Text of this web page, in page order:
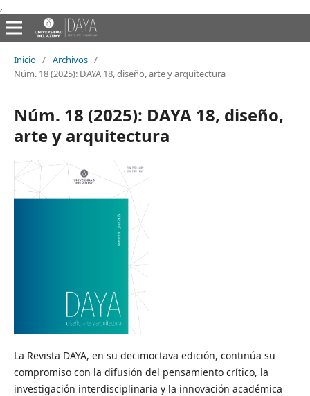
,
Inicio / Archivos /
Núm. 18 (2025): DAYA 18, diseño, arte y arquitectura
Núm. 18 (2025): DAYA 18, diseño,
arte y arquitectura
La Revista DAYA, en su decimoctava edición, continúa su
compromiso con la difusión del pensamiento crítico, la
investigación interdisciplinaria y la innovación académica